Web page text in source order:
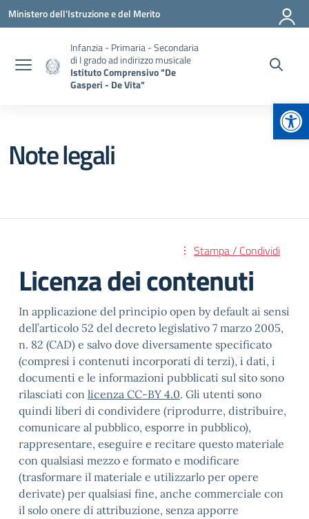
Vai ai contenuti
Vai al menu di navigazione
Vai al footer
Ministero dell'Istruzione e del Merito
Infanzia - Primaria - Secondaria
di I grado ad indirizzo musicale
Istituto Comprensivo "De
Gasperi - De Vita"
Note legali
Stampa / Condividi
Licenza dei contenuti
In applicazione del principio open by default ai sensi
dell’articolo 52 del decreto legislativo 7 marzo 2005,
n. 82 (CAD) e salvo dove diversamente specificato
(compresi i contenuti incorporati di terzi), i dati, i
documenti e le informazioni pubblicati sul sito sono
rilasciati con licenza CC-BY 4.0. Gli utenti sono
quindi liberi di condividere (riprodurre, distribuire,
comunicare al pubblico, esporre in pubblico),
rappresentare, eseguire e recitare questo materiale
con qualsiasi mezzo e formato e modificare
(trasformare il materiale e utilizzarlo per opere
derivate) per qualsiasi fine, anche commerciale con
il solo onere di attribuzione, senza apporre